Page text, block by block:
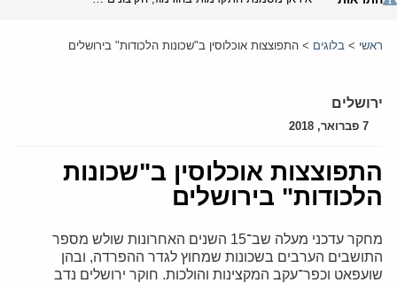
ראשי > בלוגים > התפוצצות אוכלוסין ב"שכונות הלכודות" בירושלים
ירושלים
7 פברואר, 2018
התפוצצות אוכלוסין ב"שכונות
הלכודות" בירושלים
מחקר עדכני מעלה שב־15 השנים האחרונות שולש מספר
התושבים הערבים בשכונות שמחוץ לגדר ההפרדה, ובהן
שועפאט וכפר־עקב המקצינות והולכות. חוקר ירושלים נדב